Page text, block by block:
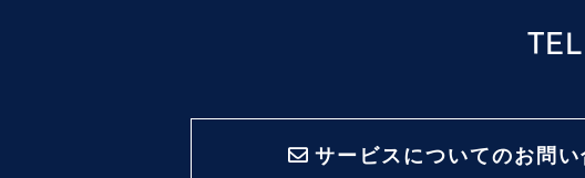
サービスについてのお問い